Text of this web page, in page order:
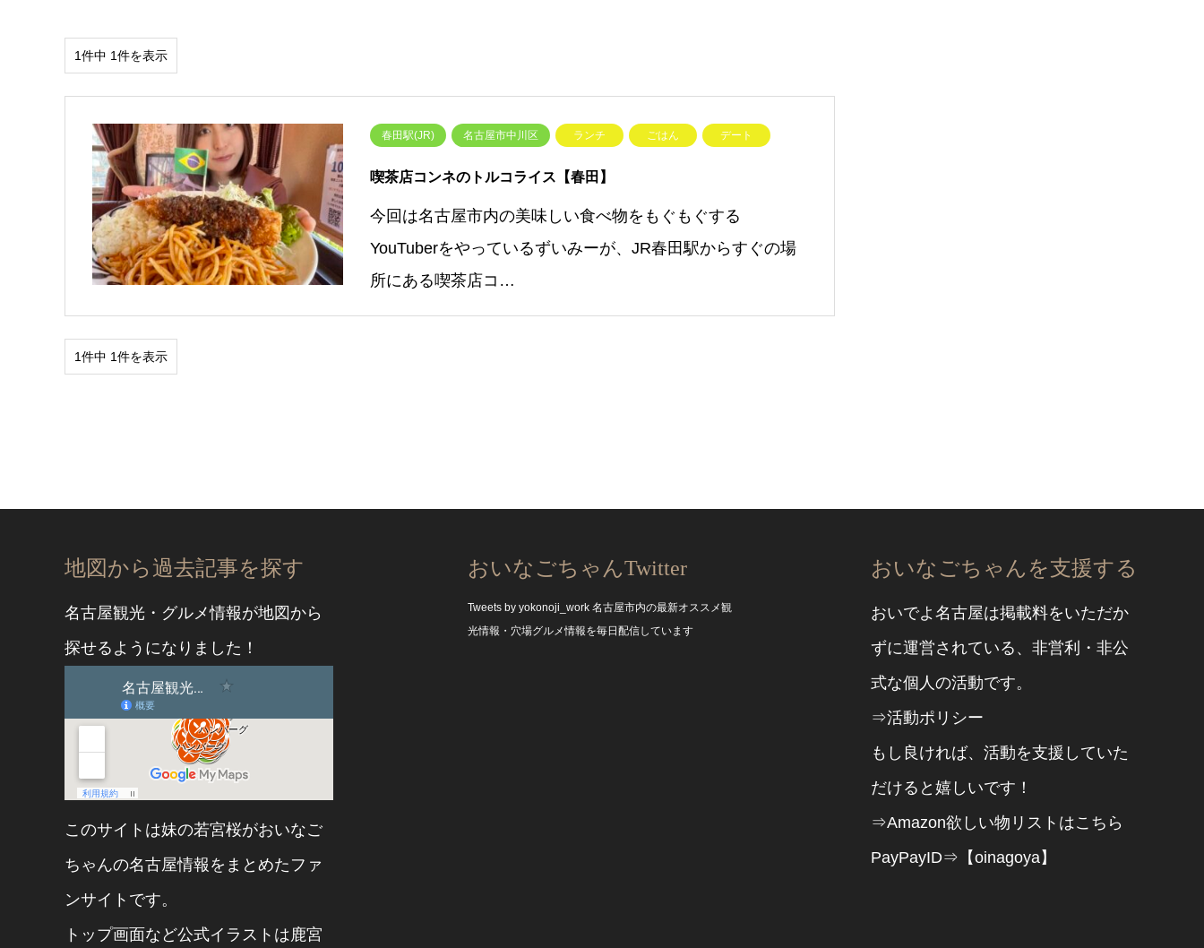
1件中 1件を表示
春田駅(JR) 名古屋市中川区 ランチ ごはん デート
喫茶店コンネのトルコライス【春田】
今回は名古屋市内の美味しい食べ物をもぐもぐする
YouTuberをやっているずいみーが、JR春田駅からすぐの場
所にある喫茶店コ…
1件中 1件を表示
地図から過去記事を探す
名古屋観光・グルメ情報が地図から
探せるようになりました！
このサイトは妹の若宮桜がおいなご
ちゃんの名古屋情報をまとめたファ
ンサイトです。
トップ画面など公式イラストは鹿宮
おいなごちゃんTwitter
Tweets by yokonoji_work 名古屋市内の最新オススメ観
光情報・穴場グルメ情報を毎日配信しています
おいなごちゃんを支援する
おいでよ名古屋は掲載料をいただか
ずに運営されている、非営利・非公
式な個人の活動です。
⇒活動ポリシー
もし良ければ、活動を支援していた
だけると嬉しいです！
⇒Amazon欲しい物リストはこちら
PayPayID⇒【oinagoya】